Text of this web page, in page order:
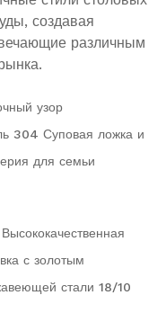
создавая
различным
узор
304 Суповая ложка и
для семьи
с золотым
стали 18/10